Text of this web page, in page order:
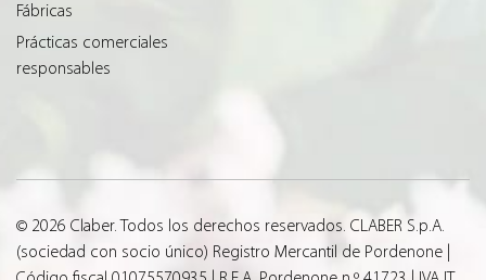
Fábricas
Prácticas comerciales
responsables
© 2026 Claber. Todos los derechos reservados. CLABER S.p.A.
(sociedad con socio único) Registro Mercantil de Pordenone |